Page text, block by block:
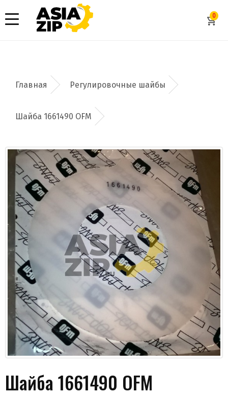
0
Добавить заявку
Допустимые форматы: .xls, .xlsx
Даю согласие на обработку моих данных и
получение новостей
Регулировочные шайбы
Шайба 1661490 OFM
Шайба 1661490 OFM